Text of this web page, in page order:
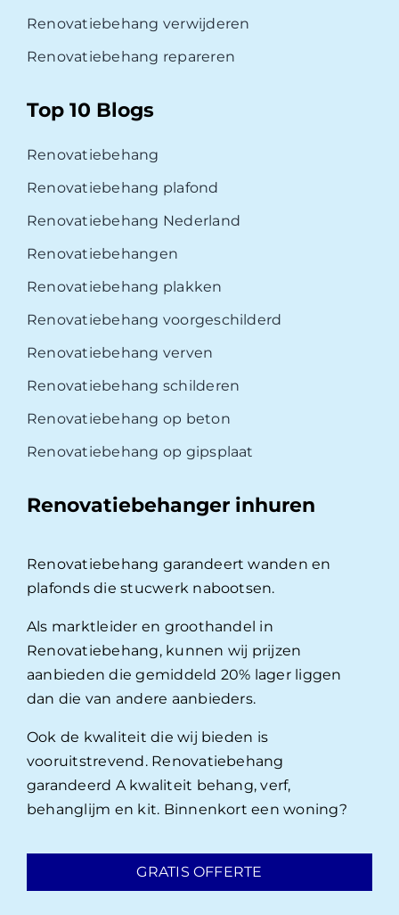
Renovatiebehang verwijderen
Renovatiebehang repareren
Top 10 Blogs
Renovatiebehang
Renovatiebehang plafond
Renovatiebehang Nederland
Renovatiebehangen
Renovatiebehang plakken
Renovatiebehang voorgeschilderd
Renovatiebehang verven
Renovatiebehang schilderen
Renovatiebehang op beton
Renovatiebehang op gipsplaat
Renovatiebehanger inhuren
Renovatiebehang garandeert wanden en
plafonds die stucwerk nabootsen.
Als marktleider en groothandel in
Renovatiebehang, kunnen wij prijzen
aanbieden die gemiddeld 20% lager liggen
dan die van andere aanbieders.
Ook de kwaliteit die wij bieden is
vooruitstrevend. Renovatiebehang
garandeerd A kwaliteit behang, verf,
behanglijm en kit. Binnenkort een woning?
GRATIS OFFERTE